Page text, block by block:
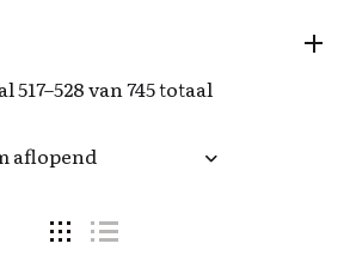
517–528 van 745 totaal
aflopend